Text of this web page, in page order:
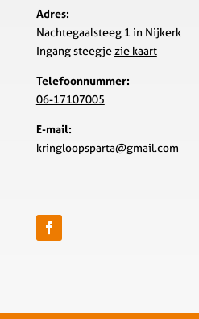
Adres:
Nachtegaalsteeg 1 in Nijkerk
Ingang steegjezie kaart
Telefoonnummer:
06-17107005
E-mail:
kringloopsparta@gmail.com